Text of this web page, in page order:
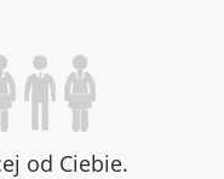
od Ciebie.